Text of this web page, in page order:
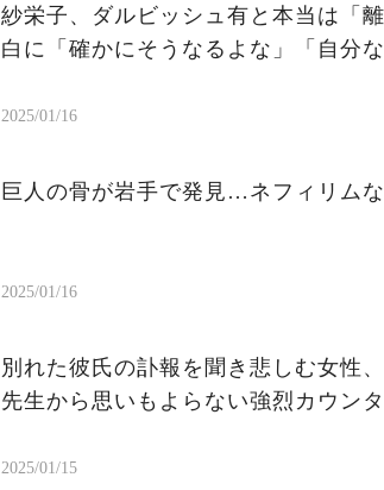
紗栄子、ダルビッシュ有と本当は「
白に「確かにそうなるよな」「自分
2025/01/16
巨人の骨が岩手で発見…ネフィリム
2025/01/16
別れた彼氏の訃報を聞き悲しむ女性
先生から思いもよらない強烈カウン
2025/01/15